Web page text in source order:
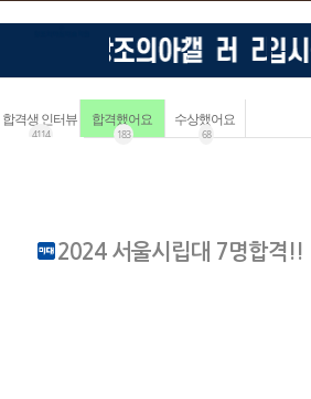
합격생 인터뷰
4114
합격했어요
183
수상했어요
68
2024 서울시립대 7명합격!!